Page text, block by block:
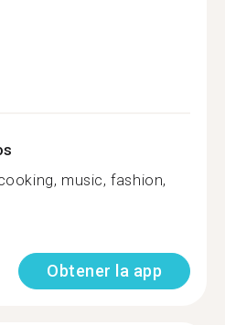
music, fashion,
Obtener la app